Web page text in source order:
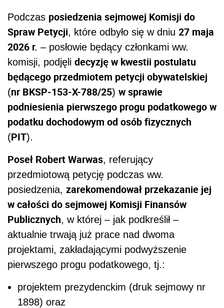
Podczas posiedzenia sejmowej Komisji do
Spraw Petycji, które odbyło się w dniu 27 maja
2026 r. – posłowie będący członkami ww.
komisji, podjęli decyzję w kwestii postulatu
będącego przedmiotem petycji obywatelskiej
(nr BKSP-153-X-788/25) w sprawie
podniesienia pierwszego progu podatkowego w
podatku dochodowym od osób fizycznych
(PIT).
Poseł Robert Warwas, referujący
przedmiotową petycję podczas ww.
posiedzenia, zarekomendował przekazanie jej
w całości do sejmowej Komisji Finansów
Publicznych, w której – jak podkreślił –
aktualnie trwają już prace nad dwoma
projektami, zakładającymi podwyższenie
pierwszego progu podatkowego, tj.:
projektem prezydenckim (druk sejmowy nr
1898) oraz